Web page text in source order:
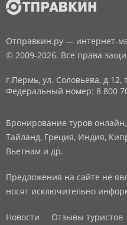
Отправкин.ру — интернет-
© 2009-2026. Все права
г.Пермь, ул. Соловьева, д.12,
Федеральный номер: 8 800
Бронирование туров
Тайланд, Греция, Индия,
Вьетнам и др.
Предложения на сайте не
носят исключительно
Новости Отзывы туристов